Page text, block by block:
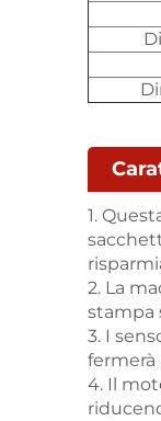
1.
2. La
stampa
3. I
4. Il